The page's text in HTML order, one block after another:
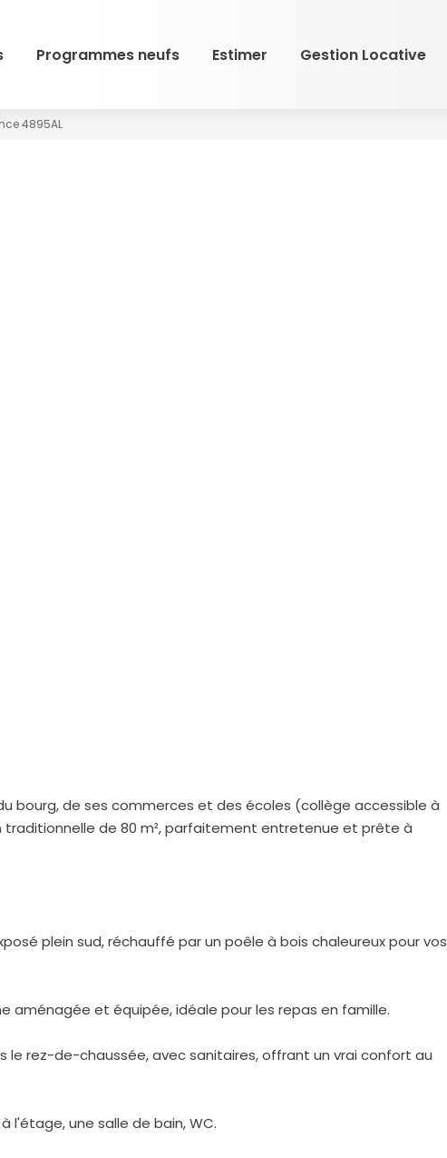
Programmes neufs Estimer Gestion Locative
4895AL
bourg, de ses commerces et des écoles (collège accessible à
de 80 m², parfaitement entretenue et prête à
plein sud, réchauffé par un poêle à bois chaleureux pour vos
aménagée et équipée, idéale pour les repas en famille.
le rez-de-chaussée, avec sanitaires, offrant un vrai confort au
l'étage, une salle de bain, WC.